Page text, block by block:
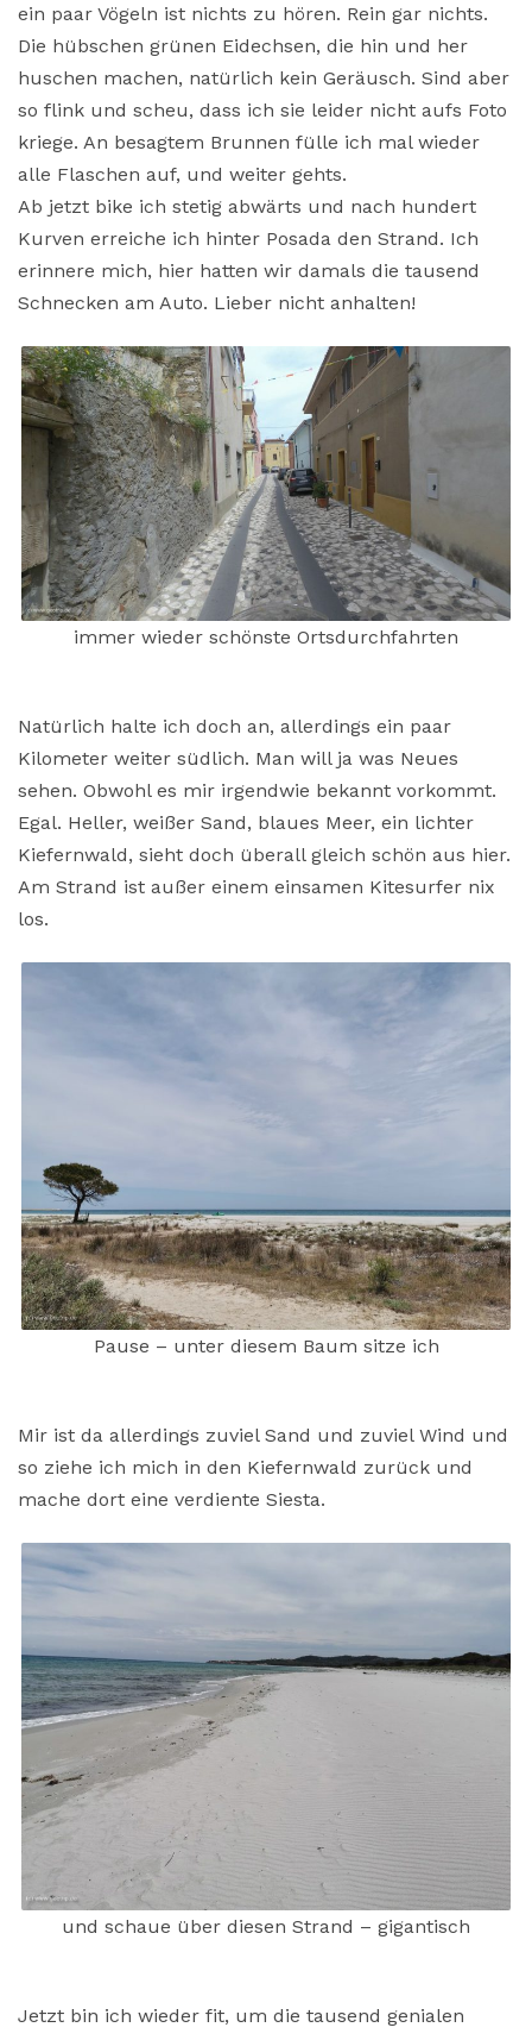
ein paar Vögeln ist nichts zu hören. Rein gar nichts.
Die hübschen grünen Eidechsen, die hin und her
huschen machen, natürlich kein Geräusch. Sind aber
so flink und scheu, dass ich sie leider nicht aufs Foto
kriege. An besagtem Brunnen fülle ich mal wieder
alle Flaschen auf, und weiter gehts.
Ab jetzt bike ich stetig abwärts und nach hundert
Kurven erreiche ich hinter Posada den Strand. Ich
erinnere mich, hier hatten wir damals die tausend
Schnecken am Auto. Lieber nicht anhalten!
immer wieder schönste Ortsdurchfahrten
Natürlich halte ich doch an, allerdings ein paar
Kilometer weiter südlich. Man will ja was Neues
sehen. Obwohl es mir irgendwie bekannt vorkommt.
Egal. Heller, weißer Sand, blaues Meer, ein lichter
Kiefernwald, sieht doch überall gleich schön aus hier.
Am Strand ist außer einem einsamen Kitesurfer nix
los.
Pause – unter diesem Baum sitze ich
Mir ist da allerdings zuviel Sand und zuviel Wind und
so ziehe ich mich in den Kiefernwald zurück und
mache dort eine verdiente Siesta.
und schaue über diesen Strand – gigantisch
Jetzt bin ich wieder fit, um die tausend genialen